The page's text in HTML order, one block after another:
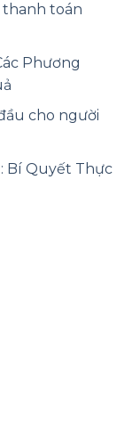
toán
Phương
cho người
Bí Quyết Thực